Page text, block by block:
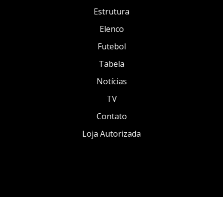
Estrutura
Elenco
Futebol
Tabela
Notícias
TV
Contato
Loja Autorizada